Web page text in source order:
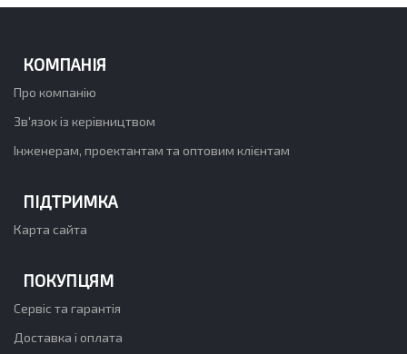
КОМПАНІЯ
Про компанію
Зв'язок із керівництвом
Інженерам, проектантам та оптовим клієнтам
ПІДТРИМКА
Карта сайта
ПОКУПЦЯМ
Сервіс та гарантія
Доставка і оплата